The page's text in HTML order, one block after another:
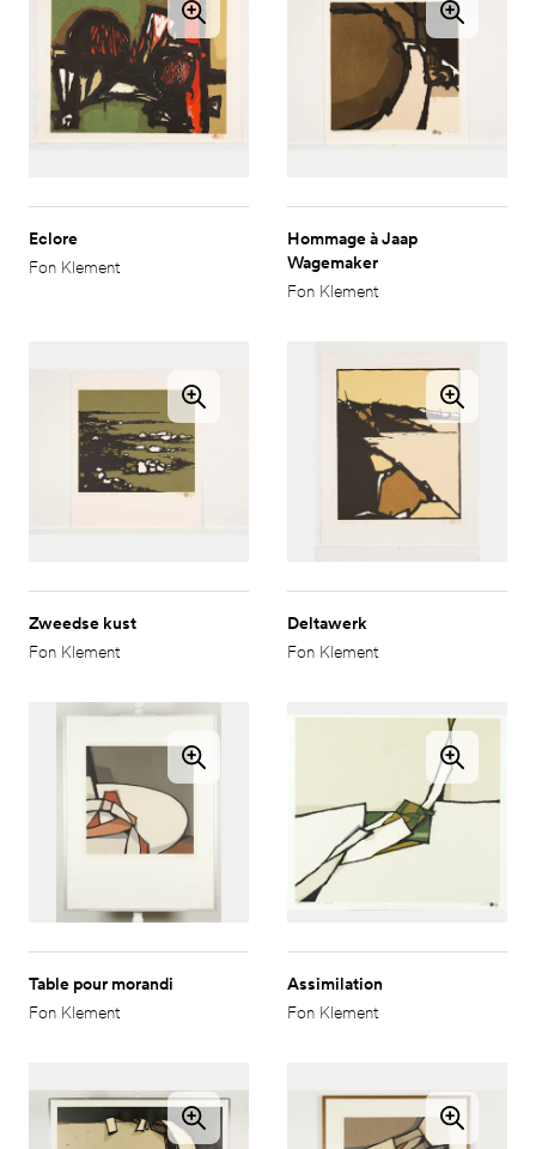
Eclore
Fon Klement
Hommage à Jaap
Wagemaker
Fon Klement
Zweedse kust
Fon Klement
Deltawerk
Fon Klement
Table pour morandi
Fon Klement
Assimilation
Fon Klement